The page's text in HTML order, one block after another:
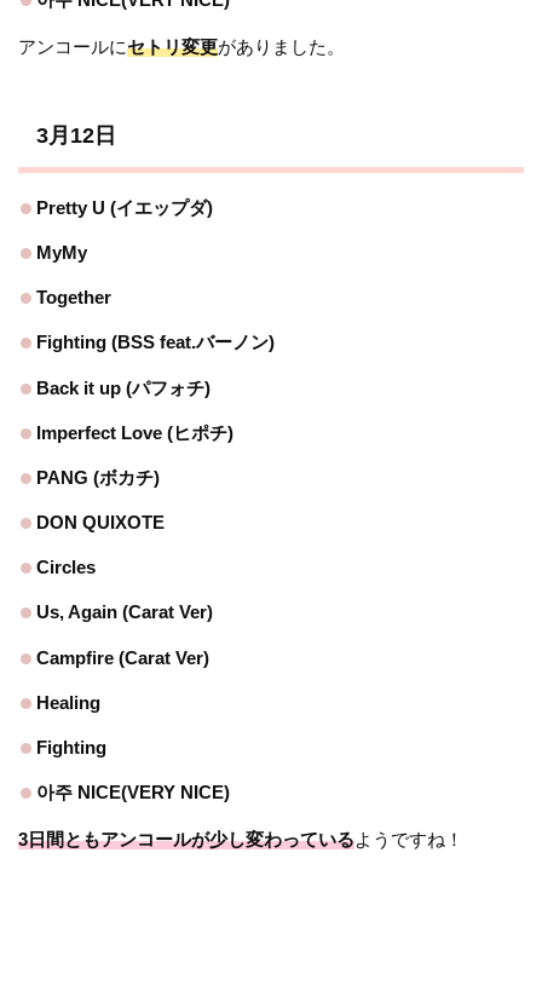
アンコールにセトリ変更がありました。
3月12日
Pretty U (イエップダ)
MyMy
Together
Fighting (BSS feat.バーノン)
Back it up (パフォチ)
Imperfect Love (ヒポチ)
PANG (ボカチ)
DON QUIXOTE
Circles
Us, Again (Carat Ver)
Campfire (Carat Ver)
Healing
Fighting
아주 NICE(VERY NICE)
3日間ともアンコールが少し変わっているようですね！